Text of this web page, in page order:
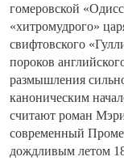
гомеровской
«хитромудрого»
свифтовского
пороков
размышления
каноническим
считают роман
современный
дождливым летом